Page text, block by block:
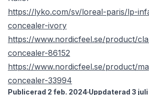
https://lyko.com/sv/loreal-paris/lp-
concealer-ivory
https://www.nordicfeel.se/product/
concealer-86152
https://www.nordicfeel.se/product/
concealer-33994
Publicerad 2 feb. 2024 Uppdaterad 3